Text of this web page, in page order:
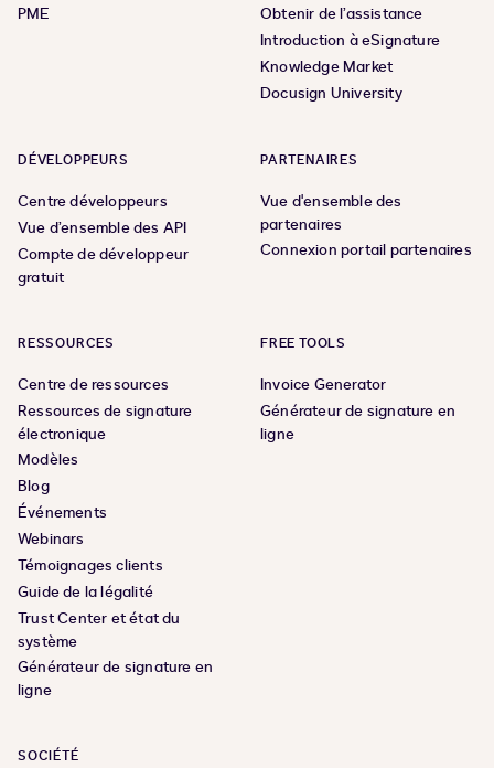
PME
Obtenir de l’assistance
Introduction à eSignature
Knowledge Market
Docusign University
DÉVELOPPEURS
Centre développeurs
Vue d’ensemble des API
Compte de développeur
gratuit
PARTENAIRES
Vue d'ensemble des
partenaires
Connexion portail partenaires
RESSOURCES
Centre de ressources
Ressources de signature
électronique
Modèles
Blog
Événements
Webinars
Témoignages clients
Guide de la légalité
Trust Center et état du
système
Générateur de signature en
ligne
FREE TOOLS
Invoice Generator
Générateur de signature en
ligne
SOCIÉTÉ